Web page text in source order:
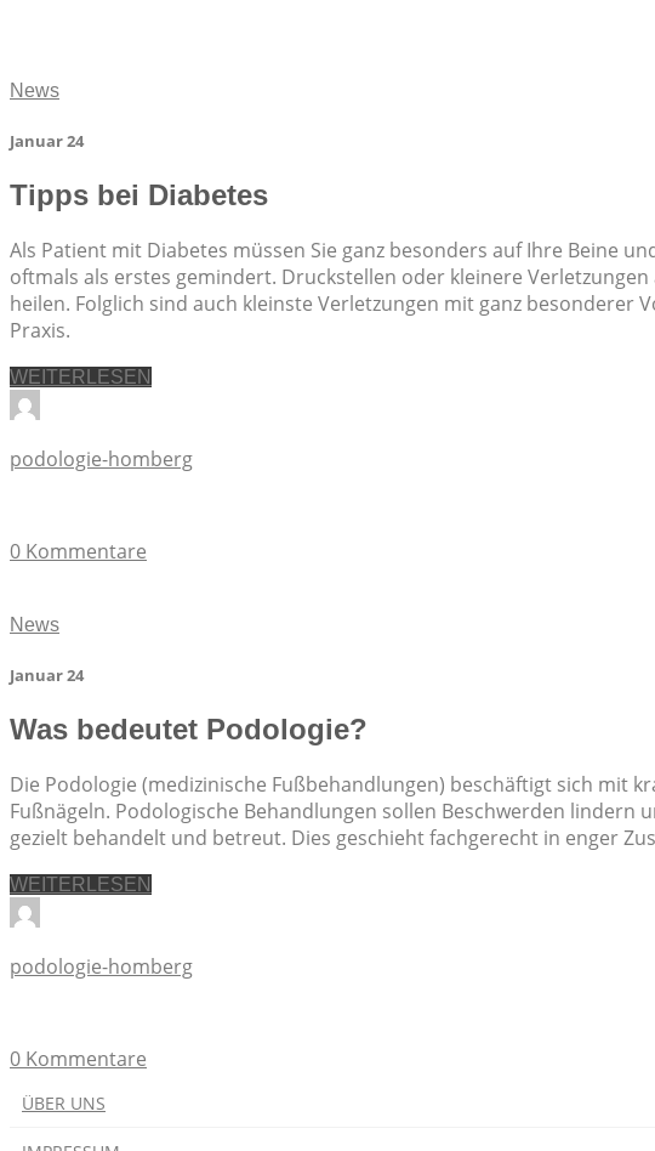
News
Januar 24
Tipps bei Diabetes
Als Patient mit Diabetes müssen Sie ganz besonders auf Ihre Beine
oftmals als erstes gemindert. Druckstellen oder kleinere
heilen. Folglich sind auch kleinste Verletzungen mit ganz besonderer
Praxis.
WEITERLESEN
podologie-homberg
0 Kommentare
News
Januar 24
Was bedeutet Podologie?
Die Podologie (medizinische Fußbehandlungen) beschäftigt sich mit
Fußnägeln. Podologische Behandlungen sollen Beschwerden
gezielt behandelt und betreut. Dies geschieht fachgerecht in enger
WEITERLESEN
podologie-homberg
0 Kommentare
ÜBER UNS